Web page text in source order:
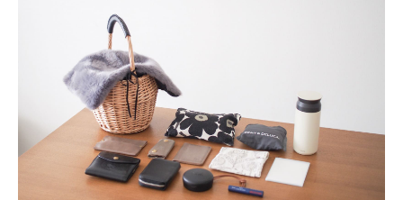
人気の記事
おすすめの記事